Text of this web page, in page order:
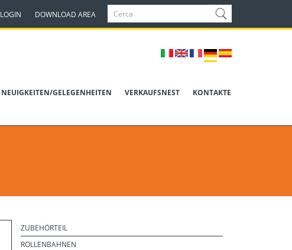
LOGIN DOWNLOAD AREA
NEUIGKEITEN/GELEGENHEITEN VERKAUFSNEST KONTAKTE
ZUBEHÖRTEIL
ROLLENBAHNEN